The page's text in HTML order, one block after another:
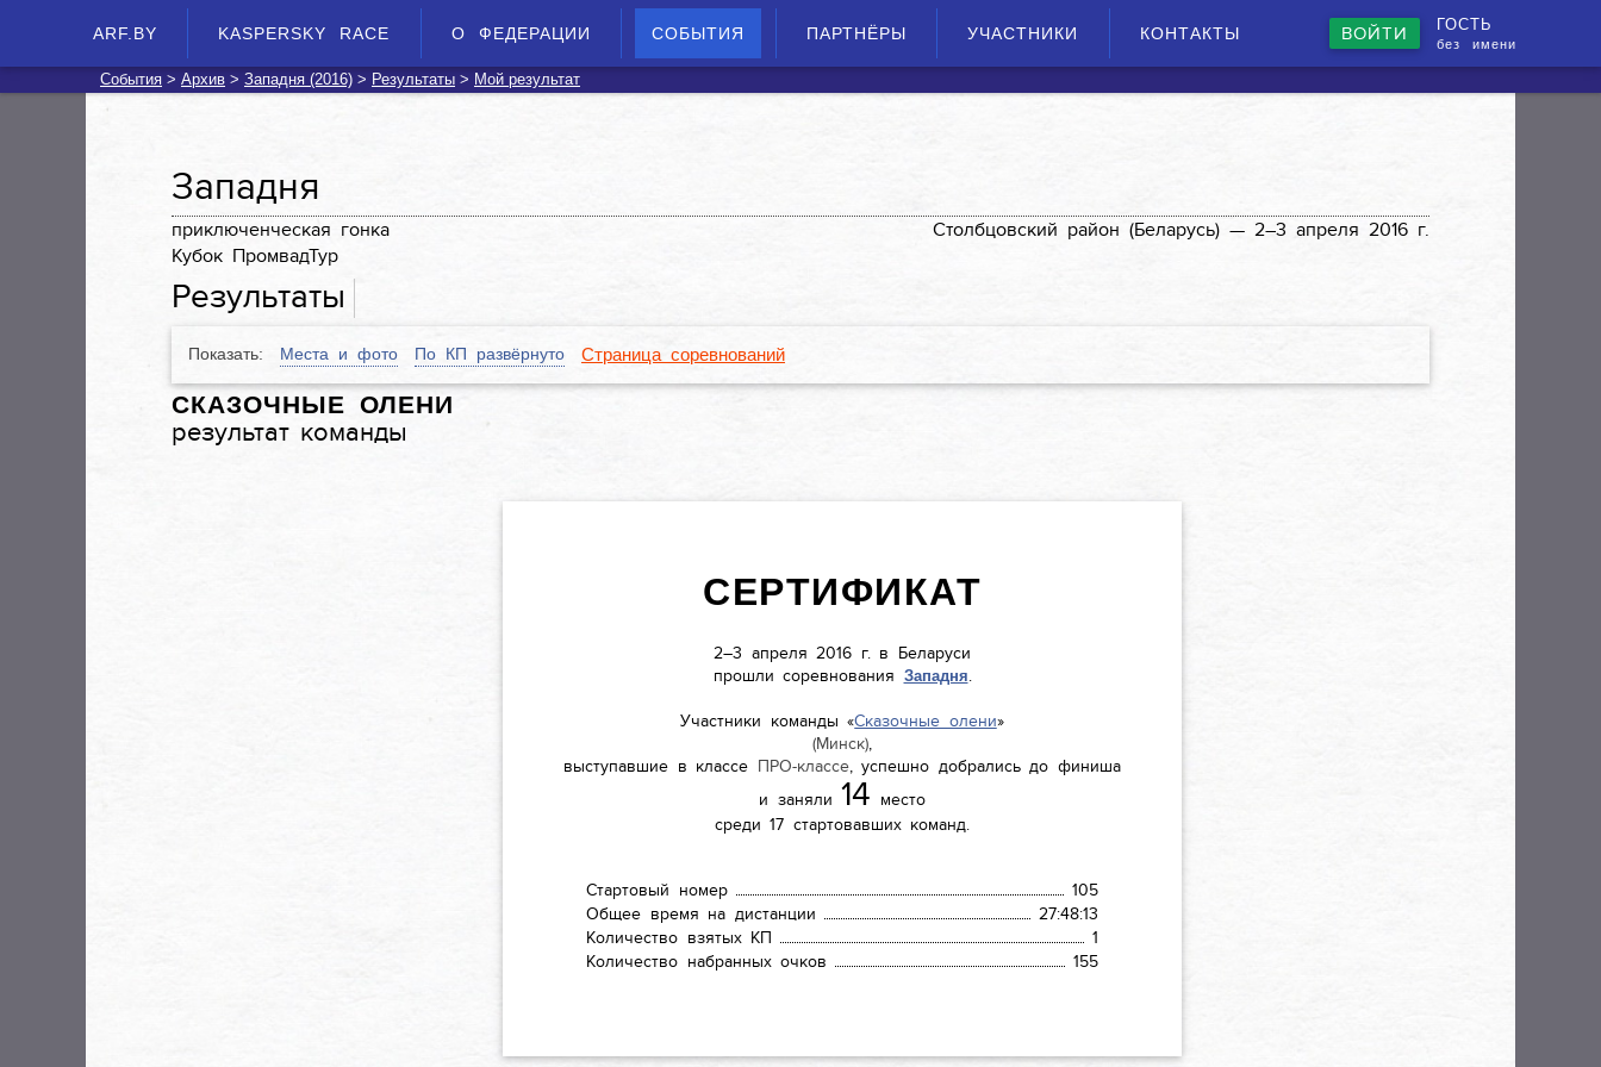
ARF.BY KASPERSKY RACE О ФЕДЕРАЦИИ СОБЫТИЯ ПАРТНЁРЫ УЧАСТНИКИ КОНТАКТЫ ВОЙТИ ГОСТЬ
без имени
События > Архив > Западня (2016) > Результаты > Мой результат
Западня
приключенческая гонка
Кубок ПромвадТур
Столбцовский район (Беларусь) — 2–3 апреля 2016 г.
Результаты
Показать: Места и фото По КП развёрнуто Страница соревнований
СКАЗОЧНЫЕ ОЛЕНИ
результат команды
СЕРТИФИКАТ
2–3 апреля 2016 г. в Беларуси
прошли соревнования Западня.
Участники команды «Сказочные олени»
(Минск),
выступавшие в классе ПРО-классе, успешно добрались до финиша
и заняли 14 место
среди 17 стартовавших команд.
Стартовый номер
105
Общее время на дистанции
27:48:13
Количество взятых КП
1
Количество набранных очков
155